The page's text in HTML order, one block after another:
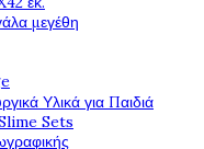
μεγέθη
Υλικά για Παιδιά
Sets